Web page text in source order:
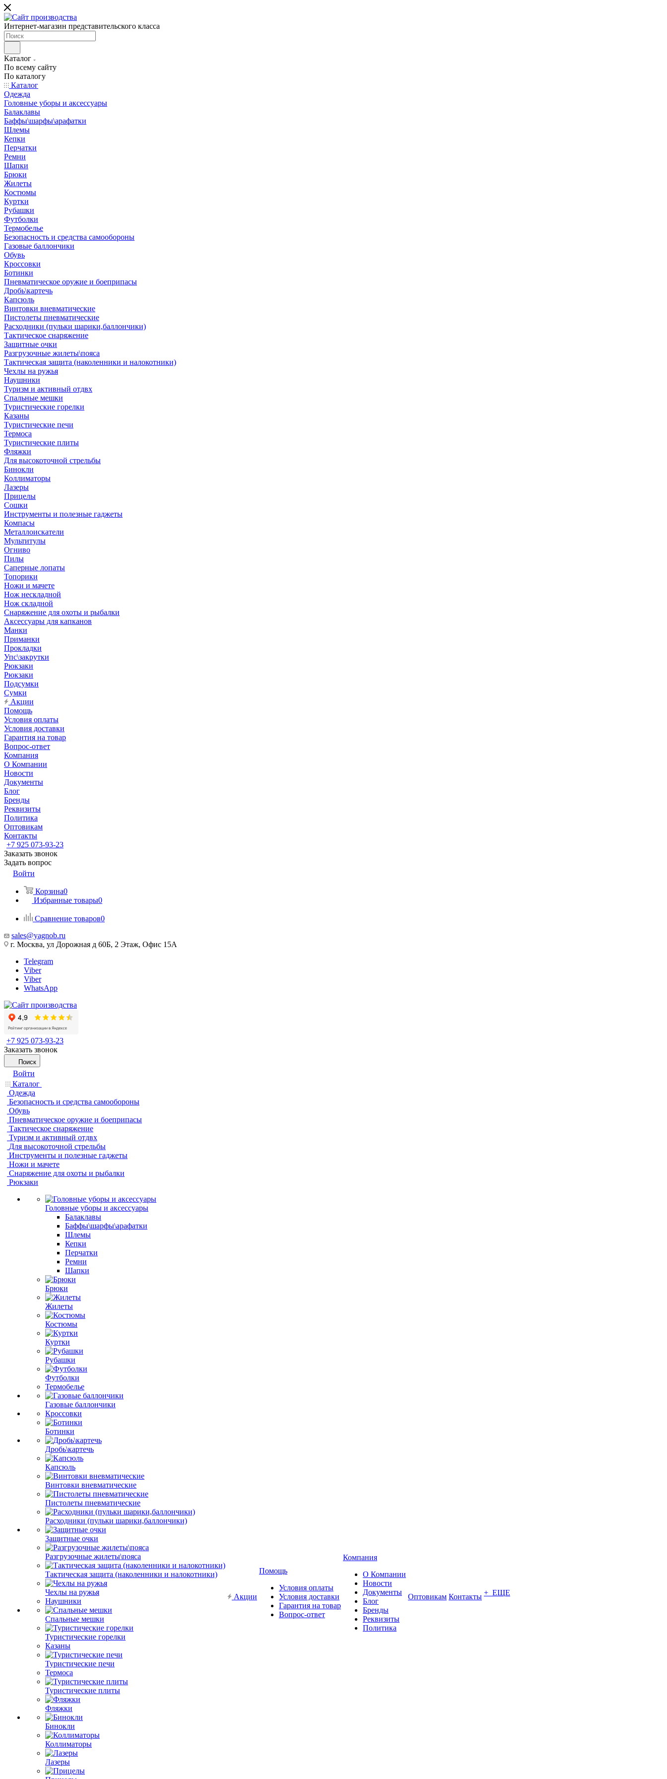
Интернет-магазин представительского класса
Каталог
По всему сайту
По каталогу
Каталог
Одежда
Головные уборы и аксессуары
Балаклавы
Баффы\шарфы\арафатки
Шлемы
Кепки
Перчатки
Ремни
Шапки
Брюки
Жилеты
Костюмы
Куртки
Рубашки
Футболки
Термобелье
Безопасность и средства самообороны
Газовые баллончики
Обувь
Кроссовки
Ботинки
Пневматическое оружие и боеприпасы
Дробь\картечь
Капсюль
Винтовки вневматические
Пистолеты пневматические
Расходники (пульки шарики,баллончики)
Тактическое снаряжение
Защитные очки
Разгрузочные жилеты\пояса
Тактическая защита (наколенники и налокотники)
Чехлы на ружья
Наушники
Туризм и активный отдвх
Спальные мешки
Туристические горелки
Казаны
Туристические печи
Термоса
Туристические плиты
Фляжки
Для высокоточной стрельбы
Бинокли
Коллиматоры
Лазеры
Прицелы
Сошки
Инструменты и полезные гаджеты
Компасы
Металлоискатели
Мультитулы
Огниво
Пилы
Саперные лопаты
Топорики
Ножи и мачете
Нож нескладной
Нож складной
Снаряжение для охоты и рыбалки
Аксессуары для капканов
Манки
Приманки
Прокладки
Упс\закрутки
Рюкзаки
Рюкзаки
Подсумки
Сумки
Акции
Помощь
Условия оплаты
Условия доставки
Гарантия на товар
Вопрос-ответ
Компания
О Компании
Новости
Документы
Блог
Бренды
Реквизиты
Политика
Оптовикам
Контакты
+7 925 073-93-23
Заказать звонок
Задать вопрос
Войти
Корзина0
Избранные товары0
Сравнение товаров0
sales@yagnob.ru
г. Москва, ул Дорожная д 60Б, 2 Этаж, Офис 15А
Telegram
Viber
Viber
WhatsApp
+7 925 073-93-23
Заказать звонок
Поиск
Войти
Каталог
Одежда
Безопасность и средства самообороны
Обувь
Пневматическое оружие и боеприпасы
Тактическое снаряжение
Туризм и активный отдвх
Для высокоточной стрельбы
Инструменты и полезные гаджеты
Ножи и мачете
Снаряжение для охоты и рыбалки
Рюкзаки
Головные уборы и аксессуары
Балаклавы
Баффы\шарфы\арафатки
Шлемы
Кепки
Перчатки
Ремни
Шапки
Брюки
Жилеты
Костюмы
Куртки
Рубашки
Футболки
Термобелье
Газовые баллончики
Кроссовки
Ботинки
Дробь\картечь
Капсюль
Винтовки вневматические
Пистолеты пневматические
Расходники (пульки шарики,баллончики)
Защитные очки
Разгрузочные жилеты\пояса
Тактическая защита (наколенники и налокотники)
Чехлы на ружья
Наушники
Спальные мешки
Туристические горелки
Казаны
Туристические печи
Термоса
Туристические плиты
Фляжки
Бинокли
Коллиматоры
Лазеры
Акции
Помощь
Условия оплаты
Условия доставки
Гарантия на товар
Вопрос-ответ
Компания
О Компании
Новости
Документы
Блог
Бренды
Реквизиты
Политика
Оптовикам Контакты + ЕЩЕ